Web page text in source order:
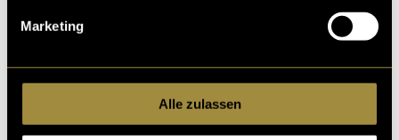
Marketing
Alle zulassen